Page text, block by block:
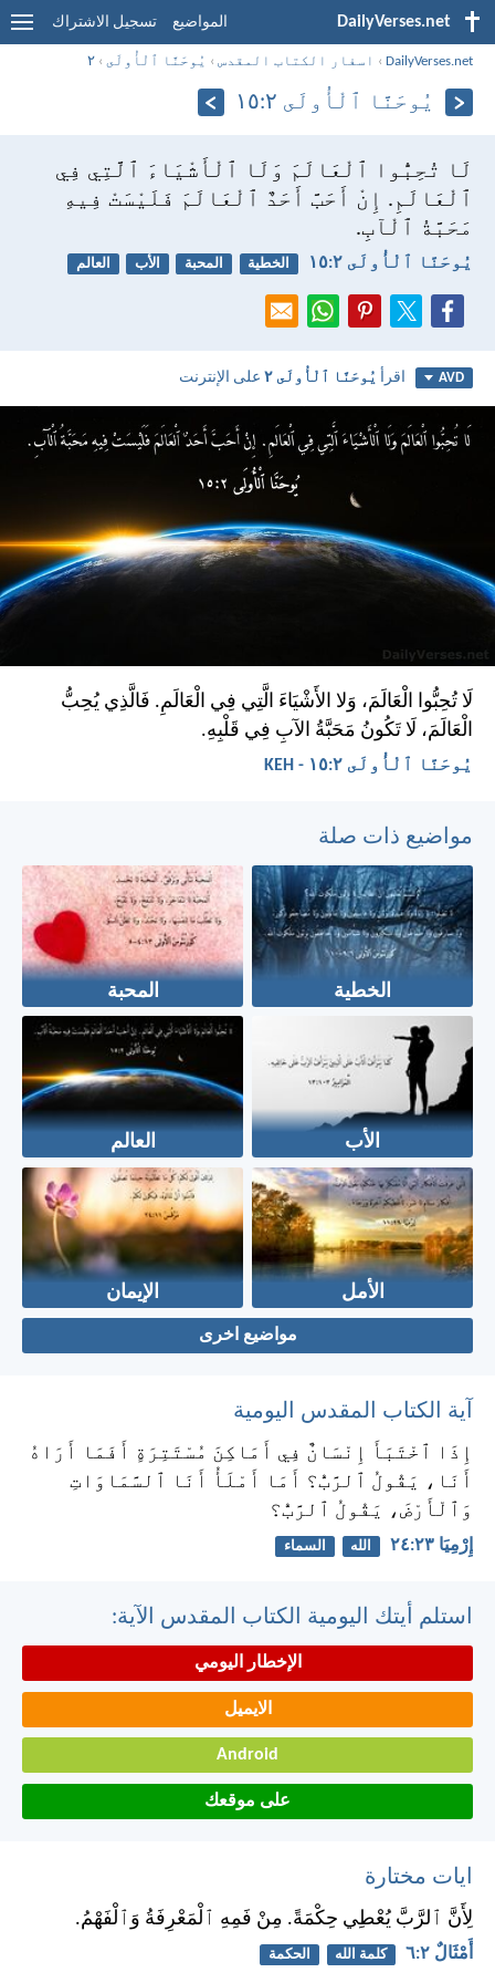
DailyVerses.net المواضيع تسجيل الاشتراك
DailyVerses.net
› اسفار الكتاب المقدس › يُوحَنَّا ٱلْأُولَى ›٢
يُوحَنَّا ٱلْأُولَى ٢:‏١٥
لَا تُحِبُّوا ٱلْعَالَمَ وَلَا ٱلْأَشْيَاءَ ٱلَّتِي فِي
ٱلْعَالَمِ. إِنْ أَحَبَّ أَحَدٌ ٱلْعَالَمَ فَلَيْسَتْ فِيهِ
مَحَبَّةُ ٱلْآبِ.
يُوحَنَّا ٱلْأُولَى ٢:‏١٥ الخطية المحبة الأب العالم
AVD اقرأ يُوحَنَّا ٱلْأُولَى ٢ على الإنترنت
لَا تُحِبُّوا الْعَالَمَ، وَلا الأَشْيَاءَ الَّتِي فِي الْعَالَمِ. فَالَّذِي يُحِبُّ
الْعَالَمَ، لَا تَكُونُ مَحَبَّةُ الآبِ فِي قَلْبِهِ.
يُوحَنَّا ٱلْأُولَى ٢:‏١٥ - KEH
مواضيع ذات صلة
الخطية المحبة
الأب العالم
الأمل الإيمان
مواضيع اخرى
آية الكتاب المقدس اليومية
إِذَا ٱخْتَبَأَ إِنْسَانٌ فِي أَمَاكِنَ مُسْتَتِرَةٍ أَفَمَا أَرَاهُ
أَنَا، يَقُولُ ٱلرَّبُّ؟ أَمَا أَمْلَأُ أَنَا ٱلسَّمَاوَاتِ
وَٱلْأَرْضَ، يَقُولُ ٱلرَّبُّ؟
إِرْمِيَا ٢٣:‏٢٤ الله السماء
استلم أيتك اليومية الكتاب المقدس الآية:
الإخطار اليومي
الايميل
Android
على موقعك
ايات مختارة
لِأَنَّ ٱلرَّبَّ يُعْطِي حِكْمَةً. مِنْ فَمِهِ ٱلْمَعْرِفَةُ وَٱلْفَهْمُ.
أَمْثَالٌ ٢:‏٦ كلمة الله الحكمة